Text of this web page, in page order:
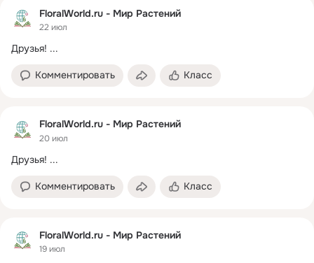
FloralWorld.ru - Мир Растений
22 июл
Друзья! ...
Комментировать Класс
FloralWorld.ru - Мир Растений
20 июл
Друзья! ...
Комментировать Класс
FloralWorld.ru - Мир Растений
19 июл